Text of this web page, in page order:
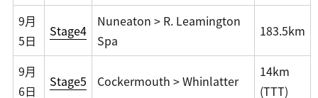
9月
5日
Stage4
Nuneaton > R. Leamington
Spa
183.5km
9月
6日
Stage5 Cockermouth > Whinlatter
14km
(TTT)